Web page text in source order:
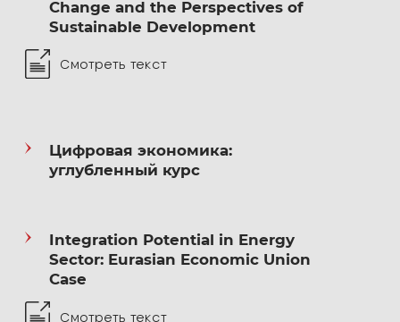
2011–2016 — МГИМО, ведущий эксперт
Бюро ученого секретаря
2012–2021 — МГИМО, преподаватель,
2019–2021 — МГИМО, заместитель декана
Change and the Perspectives of
Sustainable Development
Смотреть текст
Цифровая экономика:
углубленный курс
Integration Potential in Energy
Sector: Eurasian Economic Union
Case
Смотреть текст